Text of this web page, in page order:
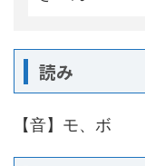
読み
【音】モ、ボ